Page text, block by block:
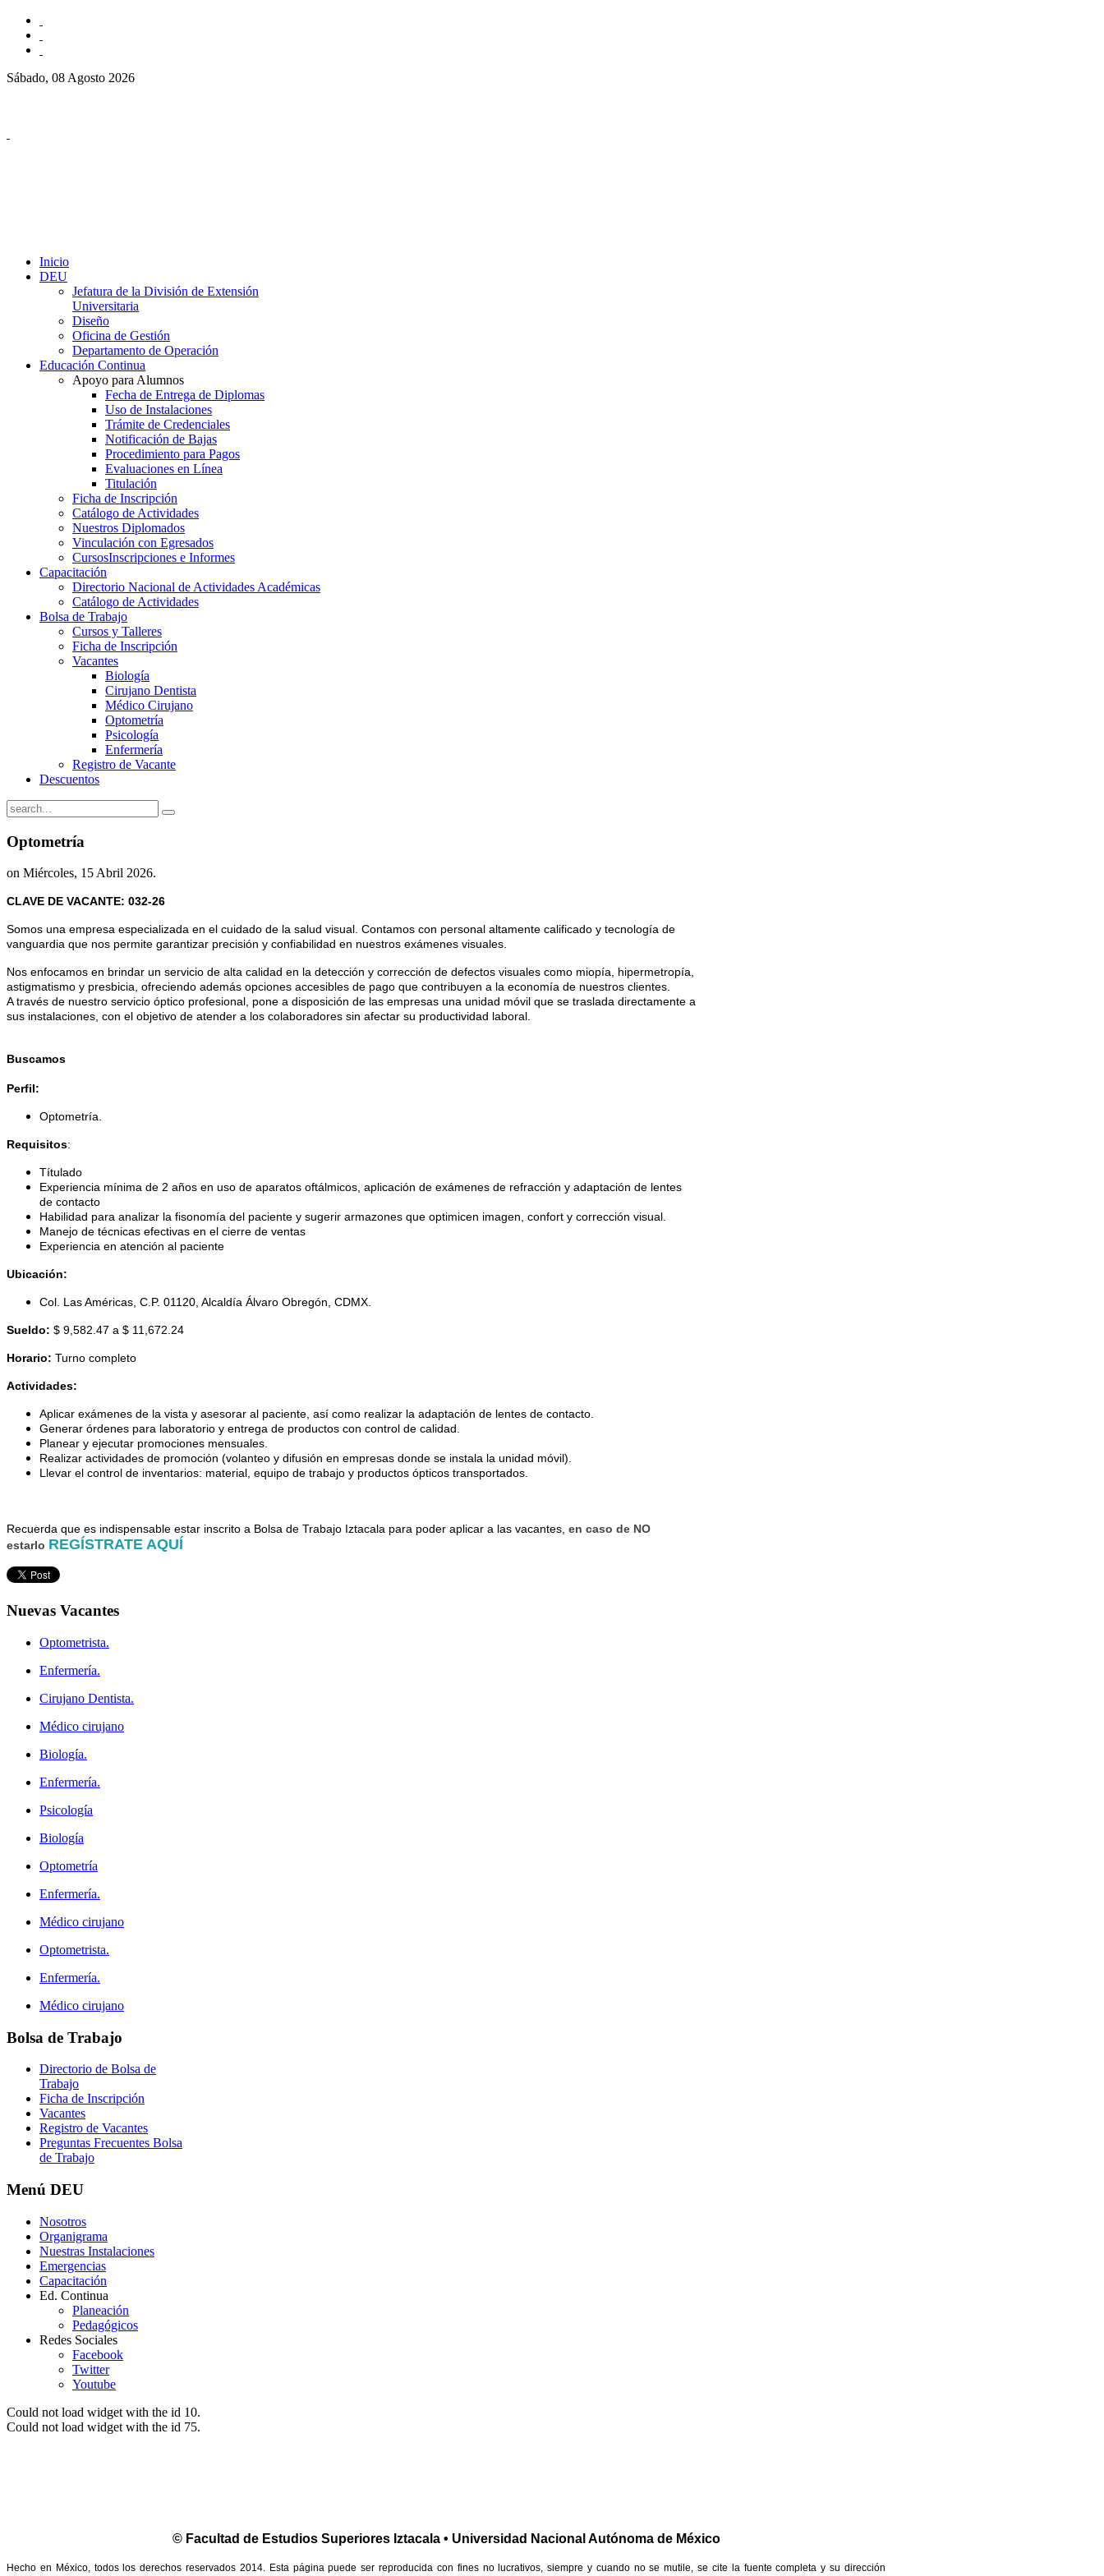
Sábado, 08 Agosto 2026
Inicio
DEU
Jefatura de la División de Extensión
Universitaria
Diseño
Oficina de Gestión
Departamento de Operación
Educación Continua
Apoyo para Alumnos
Fecha de Entrega de Diplomas
Uso de Instalaciones
Trámite de Credenciales
Notificación de Bajas
Procedimiento para Pagos
Evaluaciones en Línea
Titulación
Ficha de Inscripción
Catálogo de Actividades
Nuestros Diplomados
Vinculación con Egresados
CursosInscripciones e Informes
Capacitación
Directorio Nacional de Actividades Académicas
Catálogo de Actividades
Bolsa de Trabajo
Cursos y Talleres
Ficha de Inscripción
Vacantes
Biología
Cirujano Dentista
Médico Cirujano
Optometría
Psicología
Enfermería
Registro de Vacante
Descuentos
Optometría
on Miércoles, 15 Abril 2026.
CLAVE DE VACANTE: 032-26
Somos una empresa especializada en el cuidado de la salud visual. Contamos con personal altamente calificado y tecnología de
vanguardia que nos permite garantizar precisión y confiabilidad en nuestros exámenes visuales.
Nos enfocamos en brindar un servicio de alta calidad en la detección y corrección de defectos visuales como miopía, hipermetropía,
astigmatismo y presbicia, ofreciendo además opciones accesibles de pago que contribuyen a la economía de nuestros clientes.
A través de nuestro servicio óptico profesional, pone a disposición de las empresas una unidad móvil que se traslada directamente a
sus instalaciones, con el objetivo de atender a los colaboradores sin afectar su productividad laboral.
Buscamos
Perfil:
Optometría.
Requisitos:
Títulado
Experiencia mínima de 2 años en uso de aparatos oftálmicos, aplicación de exámenes de refracción y adaptación de lentes
de contacto
Habilidad para analizar la fisonomía del paciente y sugerir armazones que optimicen imagen, confort y corrección visual.
Manejo de técnicas efectivas en el cierre de ventas
Experiencia en atención al paciente
Ubicación:
Col. Las Américas, C.P. 01120, Alcaldía Álvaro Obregón, CDMX.
Sueldo: $ 9,582.47 a $ 11,672.24
Horario: Turno completo
Actividades:
Aplicar exámenes de la vista y asesorar al paciente, así como realizar la adaptación de lentes de contacto.
Generar órdenes para laboratorio y entrega de productos con control de calidad.
Planear y ejecutar promociones mensuales.
Realizar actividades de promoción (volanteo y difusión en empresas donde se instala la unidad móvil).
Llevar el control de inventarios: material, equipo de trabajo y productos ópticos transportados.
Recuerda que es indispensable estar inscrito a Bolsa de Trabajo Iztacala para poder aplicar a las vacantes, en caso de NO
estarlo REGÍSTRATE AQUÍ
Nuevas Vacantes
Optometrista.
Enfermería.
Cirujano Dentista.
Médico cirujano
Biología.
Enfermería.
Psicología
Biología
Optometría
Enfermería.
Médico cirujano
Optometrista.
Enfermería.
Médico cirujano
Bolsa de Trabajo
Directorio de Bolsa de
Trabajo
Ficha de Inscripción
Vacantes
Registro de Vacantes
Preguntas Frecuentes Bolsa
de Trabajo
Menú DEU
Nosotros
Organigrama
Nuestras Instalaciones
Emergencias
Capacitación
Ed. Continua
Planeación
Pedagógicos
Redes Sociales
Facebook
Twitter
Youtube
Could not load widget with the id 10.
Could not load widget with the id 75.
© Facultad de Estudios Superiores Iztacala • Universidad Nacional Autónoma de México
Hecho en México, todos los derechos reservados 2014. Esta página puede ser reproducida con fines no lucrativos, siempre y cuando no se mutile, se cite la fuente completa y su dirección